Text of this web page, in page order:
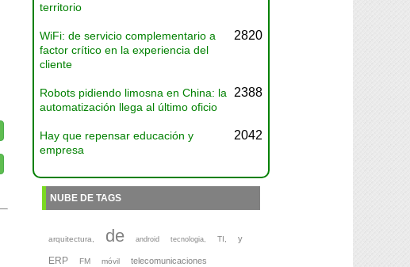
territorio
WiFi: de servicio complementario a
factor crítico en la experiencia del
cliente
2820
Robots pidiendo limosna en China: la
automatización llega al último oficio
2388
Hay que repensar educación y
empresa
2042
NUBE DE TAGS
arquitectura, de android tecnologia, TI, y
ERP FM móvil telecomunicaciones